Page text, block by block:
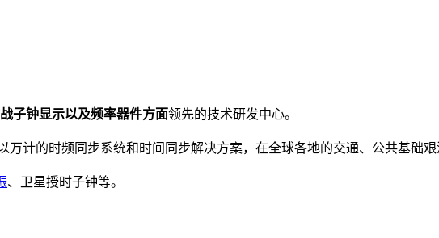
子钟显示以及频率器件方面领先的技术研发中心。
计的时频同步系统和时间同步解决方案，在全球各地的交通、公共基础艰
、卫星授时子钟等。